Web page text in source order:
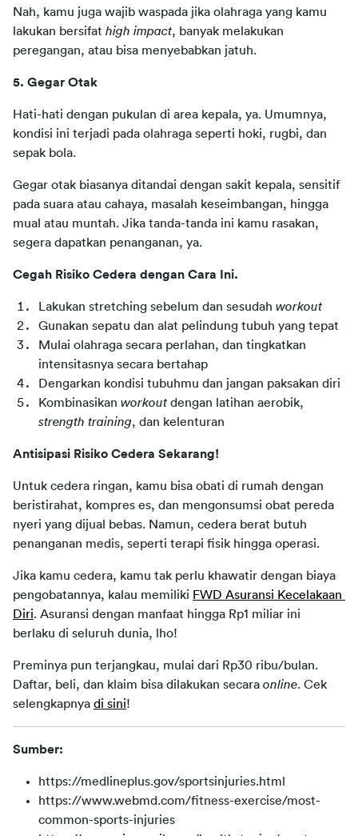
Nah, kamu juga wajib waspada jika olahraga yang kamu
lakukan bersifat high impact, banyak melakukan
peregangan, atau bisa menyebabkan jatuh.
5. Gegar Otak
Hati-hati dengan pukulan di area kepala, ya. Umumnya,
kondisi ini terjadi pada olahraga seperti hoki, rugbi, dan
sepak bola.
Gegar otak biasanya ditandai dengan sakit kepala, sensitif
pada suara atau cahaya, masalah keseimbangan, hingga
mual atau muntah. Jika tanda-tanda ini kamu rasakan,
segera dapatkan penanganan, ya.
Cegah Risiko Cedera dengan Cara Ini.
Lakukan stretching sebelum dan sesudah workout
Gunakan sepatu dan alat pelindung tubuh yang tepat
Mulai olahraga secara perlahan, dan tingkatkan
intensitasnya secara bertahap
Dengarkan kondisi tubuhmu dan jangan paksakan diri
Kombinasikan workout
strength training, dan kelenturan
Antisipasi Risiko Cedera Sekarang!
Untuk cedera ringan, kamu bisa obati di rumah dengan
beristirahat, kompres es, dan mengonsumsi obat pereda
nyeri yang dijual bebas. Namun, cedera berat butuh
penanganan medis, seperti terapi fisik hingga operasi.
Jika kamu cedera, kamu tak perlu khawatir dengan biaya
pengobatannya, kalau memiliki FWD Asuransi Kecelakaan
Diri. Asuransi dengan manfaat hingga Rp1 miliar ini
berlaku di seluruh dunia, lho!
Preminya pun terjangkau, mulai dari Rp30 ribu/bulan.
Daftar, beli, dan klaim bisa dilakukan secara online. Cek
selengkapnya di sini!
Sumber:
https://medlineplus.gov/sportsinjuries.html
https://www.webmd.com/fitness-exercise/most-
common-sports-injuries